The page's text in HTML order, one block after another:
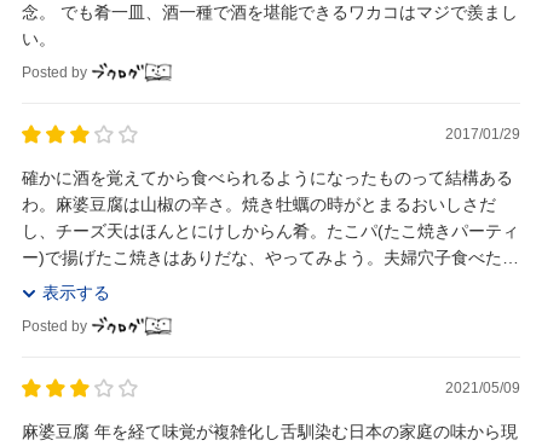
念。 でも肴一皿、酒一種で酒を堪能できるワカコはマジで羨まし
い。
Posted by
2017/01/29
確かに酒を覚えてから食べられるようになったものって結構ある
わ。麻婆豆腐は山椒の辛さ。焼き牡蠣の時がとまるおいしさだ
し、チーズ天はほんとにけしからん肴。たこパ(たこ焼きパーティ
ー)で揚げたこ焼きはありだな、やってみよう。夫婦穴子食べたか
ったのに、売り切れてたんよね。次に広島行った時...
表示する
Posted by
2021/05/09
麻婆豆腐 年を経て味覚が複雑化し舌馴染む日本の家庭の味から現